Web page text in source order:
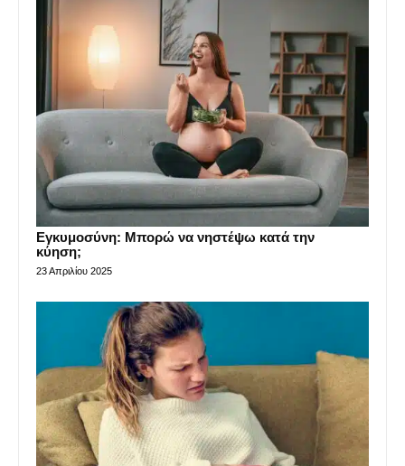
Εγκυμοσύνη: Μπορώ να νηστέψω κατά την
κύηση;
23 Απριλίου 2025